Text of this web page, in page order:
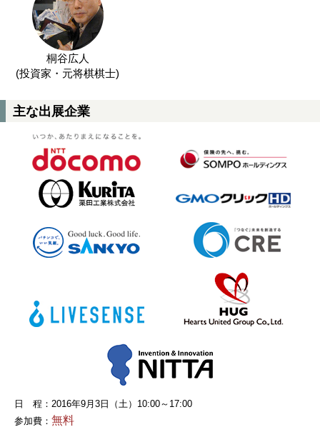
桐谷広人
(投資家・元将棋棋士)
主な出展企業
日 程：2016年9月3日（土）10:00～17:00
参加費： 無料